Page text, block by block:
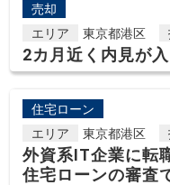
売却
エリア
東京都港区
2カ月近く内見が
住宅ローン
エリア
東京都港区
外資系IT企業に転
住宅ローンの審査